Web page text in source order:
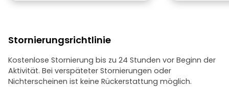
Stornierungsrichtlinie
Kostenlose Stornierung bis zu 24 Stunden vor Beginn der
Aktivität. Bei verspäteter Stornierungen oder
Nichterscheinen ist keine Rückerstattung möglich.